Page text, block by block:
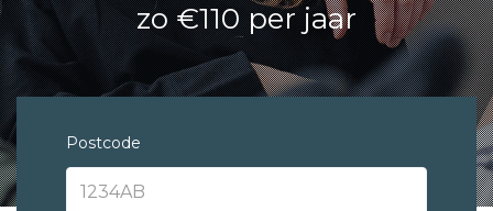
zo €110 per jaar
Postcode